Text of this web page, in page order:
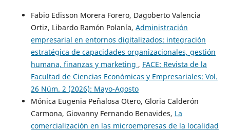
Fabio Edisson Morera Forero, Dagoberto Valencia
Ortiz, Libardo Ramón Polanía, Administración
empresarial en entornos digitalizados: integración
estratégica de capacidades organizacionales, gestión
humana, finanzas y marketing , FACE: Revista de la
Facultad de Ciencias Económicas y Empresariales: Vol.
26 Núm. 2 (2026): Mayo-Agosto
Mónica Eugenia Peñalosa Otero, Gloria Calderón
Carmona, Giovanny Fernando Benavides, La
comercialización en las microempresas de la localidad